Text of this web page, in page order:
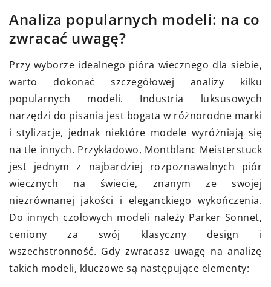
Analiza popularnych modeli: na co
zwracać uwagę?
Przy wyborze idealnego pióra wiecznego dla siebie,
warto dokonać szczegółowej analizy kilku
popularnych modeli. Industria luksusowych
narzędzi do pisania jest bogata w różnorodne marki
i stylizacje, jednak niektóre modele wyróżniają się
na tle innych. Przykładowo, Montblanc Meisterstuck
jest jednym z najbardziej rozpoznawalnych piór
wiecznych na świecie, znanym ze swojej
niezrównanej jakości i eleganckiego wykończenia.
Do innych czołowych modeli należy Parker Sonnet,
ceniony za swój klasyczny design i
wszechstronność. Gdy zwracasz uwagę na analizę
takich modeli, kluczowe są następujące elementy: